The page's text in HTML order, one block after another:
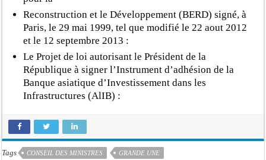
Reconstruction et le Développement (BERD) signé, à
Paris, le 29 mai 1999, tel que modifié le 22 aout 2012
et le 12 septembre 2013 :
Le Projet de loi autorisant le Président de la
République à signer l’Instrument d’adhésion de la
Banque asiatique d’Investissement dans les
Infrastructures (AlIB) :
Tags CONSEIL DES MINISTRES GRANDE UNE